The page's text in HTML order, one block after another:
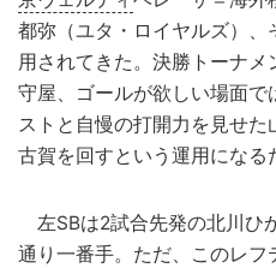
都弥（ユタ・ロイヤルズ）
用されてきた。決勝トーナ
守屋、ゴールが欲しい場面で
ストと自慢の打開力を見せ
古賀を回すという運用になる
左SBは2試合先発の北川ひ
通り一番手。ただ、このレ